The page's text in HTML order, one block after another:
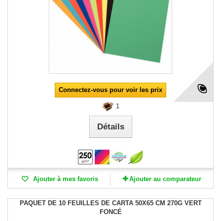
Connectez-vous pour voir les prix
1
Détails
Ajouter à mes favoris Ajouter au comparateur
PAQUET DE 10 FEUILLES DE CARTA 50X65 CM 270G VERT
FONCÉ